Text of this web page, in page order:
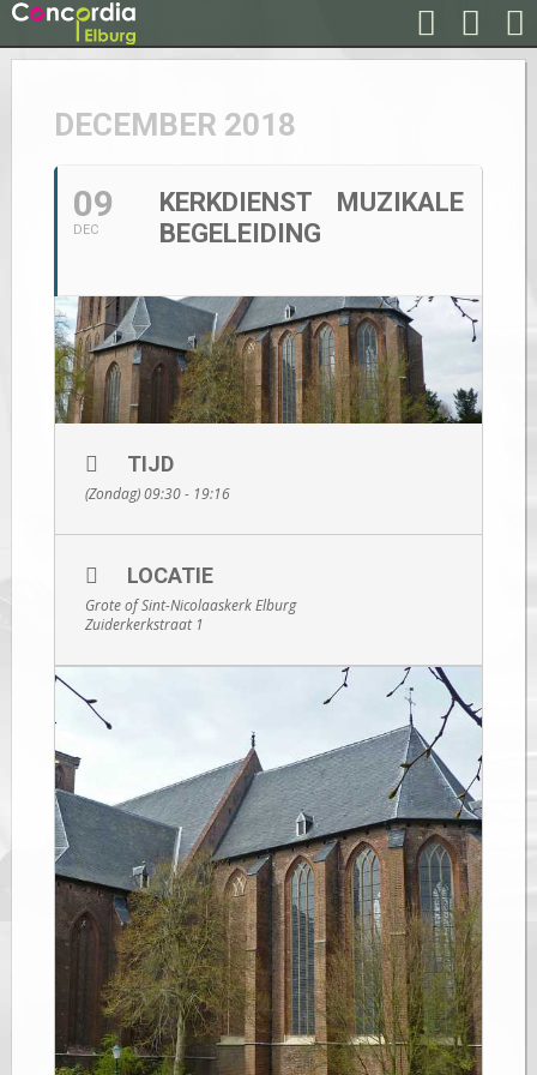
DECEMBER 2018
09
DEC
KERKDIENST MUZIKALE
BEGELEIDING
TIJD
(Zondag) 09:30 - 19:16
LOCATIE
Grote of Sint-Nicolaaskerk Elburg
Zuiderkerkstraat 1